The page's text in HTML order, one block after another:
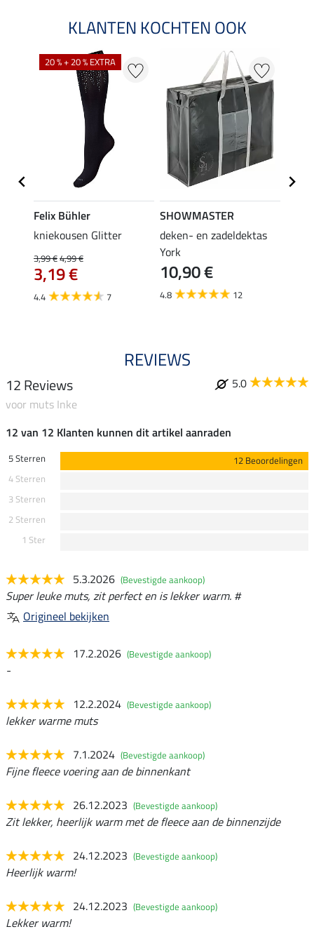
KLANTEN KOCHTEN OOK
20 % + 20 % EXTRA
Felix Bühler
kniekousen Glitter
3,99 €4,99 €
3,19 €
4.4 7
SHOWMASTER
deken- en zadeldektas
York
10,90 €
4.8 12
REVIEWS
12 Reviews
5.0
voor muts Inke
12 van 12 Klanten kunnen dit artikel aanraden
5 Sterren
12 Beoordelingen
4 Sterren
3 Sterren
2 Sterren
1 Ster
5.3.2026 (Bevestigde aankoop)
Super leuke muts, zit perfect en is lekker warm. #
Origineel bekijken
17.2.2026 (Bevestigde aankoop)
-
12.2.2024 (Bevestigde aankoop)
lekker warme muts
7.1.2024 (Bevestigde aankoop)
Fijne fleece voering aan de binnenkant
26.12.2023 (Bevestigde aankoop)
Zit lekker, heerlijk warm met de fleece aan de binnenzijde
24.12.2023 (Bevestigde aankoop)
Heerlijk warm!
24.12.2023 (Bevestigde aankoop)
Lekker warm!